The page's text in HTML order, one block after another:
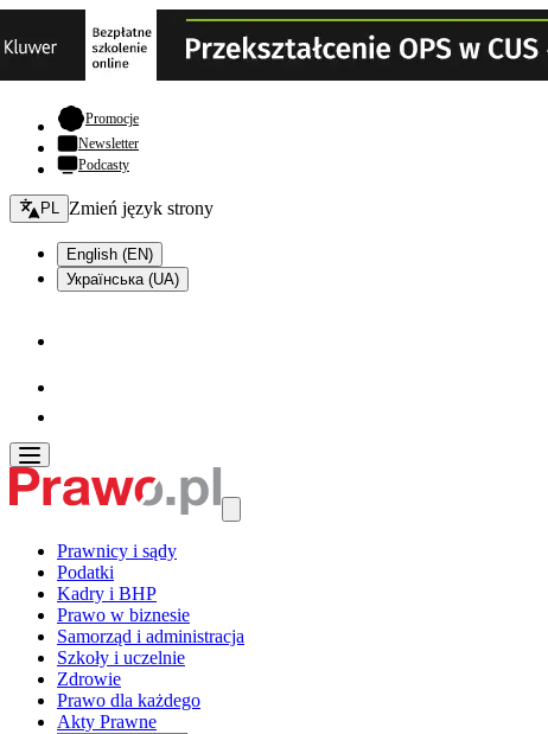
Promocje- otwiera się w nowej karcie
Newsletter
Podcasty
Zmień język - bieżący:
PL Zmień język strony
English (EN)
Українська (UA)
Prawnicy i sądy
Podatki
Kadry i BHP
Prawo w biznesie
Samorząd i administracja
Szkoły i uczelnie
Zdrowie
Prawo dla każdego
Akty Prawne